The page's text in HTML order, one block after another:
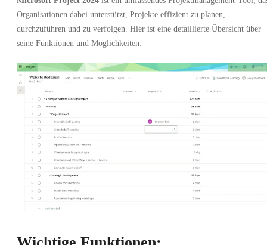
Organisationen dabei unterstützt, Projekte effizient zu planen,
durchzuführen und zu verfolgen. Hier ist eine detaillierte Übersicht über
seine Funktionen und Möglichkeiten: